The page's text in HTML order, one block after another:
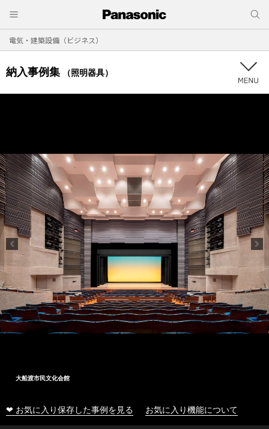
電気・建築設備（ビジネス）
納入事例集 （照明器具）
大船渡市民文化会館
❤ お気に入り保存した事例を見る お気に入り機能について